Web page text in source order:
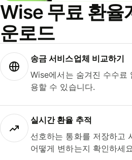
Wise 무료 환율
운로드
송금 서비스업체 비교하기
Wise에서는 숨겨진 수수료
용할 수 있습니다.
실시간 환율 추적
선호하는 통화를 저장하고
어떻게 변하는지 확인하세